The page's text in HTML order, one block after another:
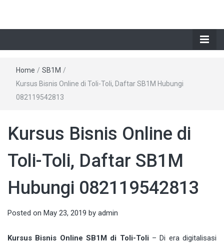
Home / SB1M /
Kursus Bisnis Online di Toli-Toli, Daftar SB1M Hubungi
082119542813
Kursus Bisnis Online di
Toli-Toli, Daftar SB1M
Hubungi 082119542813
Posted on May 23, 2019 by admin
Kursus Bisnis Online SB1M di Toli-Toli – Di eradigitalisasi